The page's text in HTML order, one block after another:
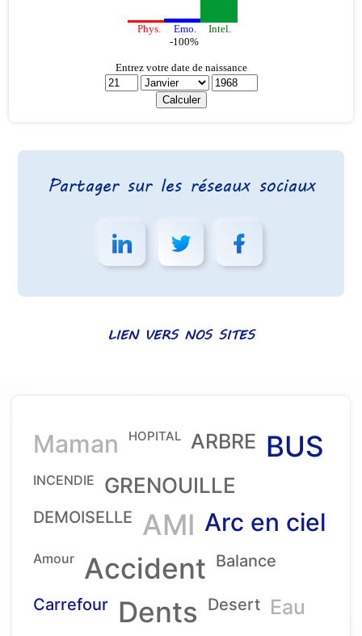
Partager sur les réseaux sociaux
LIEN VERS NOS SITES
Maman HOPITAL ARBRE BUS
INCENDIE GRENOUILLE
DEMOISELLE AMI Arc en ciel
Amour Accident Balance
Carrefour Dents Desert Eau